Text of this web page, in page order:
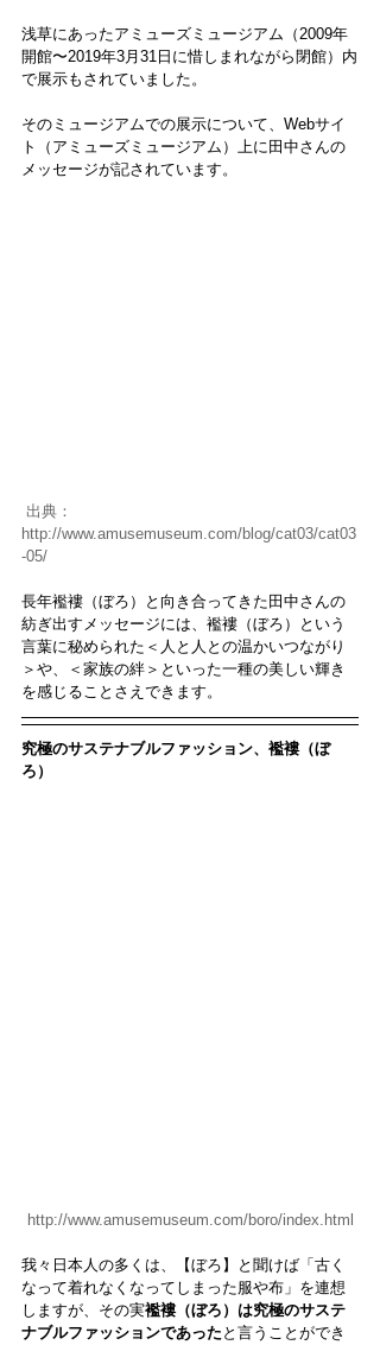
浅草にあったアミューズミュージアム（2009年
開館〜2019年3月31日に惜しまれながら閉館）内
で展示もされていました。
そのミュージアムでの展示について、Webサイ
ト（アミューズミュージアム）上に田中さんの
メッセージが記されています。
http://www.amusemuseum.com/blog/cat03/cat03
-05/
長年襤褸（ぼろ）と向き合ってきた田中さんの
紡ぎ出すメッセージには、襤褸（ぼろ）という
言葉に秘められた＜人と人との温かいつながり
＞や、＜家族の絆＞といった一種の美しい輝き
を感じることさえできます。
究極のサステナブルファッション、襤褸（ぼ
ろ）
http://www.amusemuseum.com/boro/index.html
我々日本人の多くは、【ぼろ】と聞けば「古く
なって着れなくなってしまった服や布」を連想
しますが、その実襤褸（ぼろ）は究極のサステ
ナブルファッションであった と言うことができ